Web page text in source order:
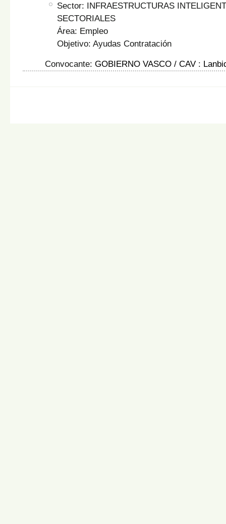
Sector: INFRAESTRUCTURAS
SECTORIALES
Área: Empleo
Objetivo: Ayudas Contratación
Convocante: GOBIERNO VASCO / CAV :